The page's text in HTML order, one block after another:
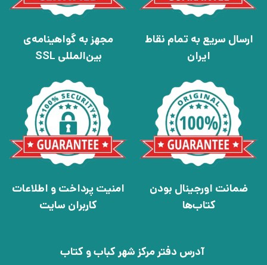
ارسال سریع به تمام نقاط
ایران
مجهز به گواهینامه‌ی
بین‌المللی SSL
ضمانت اورجینال بودن
کتاب‌ها
امنیت پرداخت و اطلاعات
کاربران سایت
آدرس دفتر مرکز شهر کباب و کتاب